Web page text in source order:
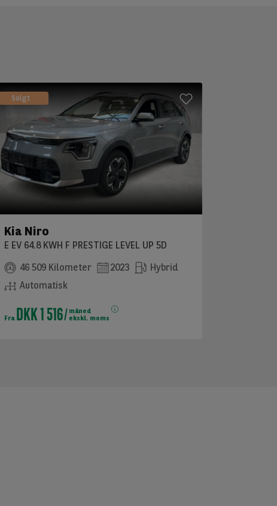
Solgt
Kia Niro
E EV 64.8 KWH F PRESTIGE LEVEL UP 5D
46 509 Kilometer
2023
Hybrid
Automatisk
Fra DKK 1 516
måned
ekskl. moms